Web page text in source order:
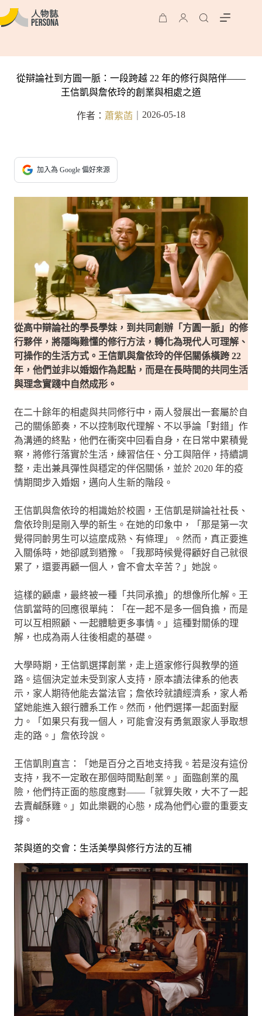
從辯論社到方圓一脈：一段跨越 22 年的修行與陪伴——
王信凱與詹依玲的創業與相處之道
作者： 蕭紫菡 2026-05-18
加入為 Google 偏好來源
從高中辯論社的學長學妹，到共同創辦「方圓一脈」的修
行夥伴，將隱晦難懂的修行方法，轉化為現代人可理解、
可操作的生活方式。王信凱與詹依玲的伴侶關係橫跨 22
年，他們並非以婚姻作為起點，而是在長時間的共同生活
與理念實踐中自然成形。
在二十餘年的相處與共同修行中，兩人發展出一套屬於自
己的關係節奏，不以控制取代理解、不以爭論「對錯」作
為溝通的終點，他們在衝突中回看自身，在日常中累積覺
察，將修行落實於生活，練習信任、分工與陪伴，持續調
整，走出兼具彈性與穩定的伴侶關係，並於 2020 年的疫
情期間步入婚姻，邁向人生新的階段。
王信凱與詹依玲的相識始於校園，王信凱是辯論社社長、
詹依玲則是剛入學的新生。在她的印象中，「那是第一次
覺得同齡男生可以這麼成熟、有條理」。然而，真正要進
入關係時，她卻感到猶豫。「我那時候覺得顧好自己就很
累了，還要再顧一個人，會不會太辛苦？」她說。
這樣的顧慮，最終被一種「共同承擔」的想像所化解。王
信凱當時的回應很單純：「在一起不是多一個負擔，而是
可以互相照顧、一起體驗更多事情。」這種對關係的理
解，也成為兩人往後相處的基礎。
大學時期，王信凱選擇創業，走上道家修行與教學的道
路。這個決定並未受到家人支持，原本讀法律系的他表
示，家人期待他能去當法官；詹依玲就讀經濟系，家人希
望她能進入銀行體系工作。然而，他們選擇一起面對壓
力。「如果只有我一個人，可能會沒有勇氣跟家人爭取想
走的路。」詹依玲說。
王信凱則直言：「她是百分之百地支持我。若是沒有這份
支持，我不一定敢在那個時間點創業。」面臨創業的風
險，他們持正面的態度應對——「就算失敗，大不了一起
去賣鹹酥雞。」如此樂觀的心態，成為他們心靈的重要支
撐。
茶與道的交會：生活美學與修行方法的互補